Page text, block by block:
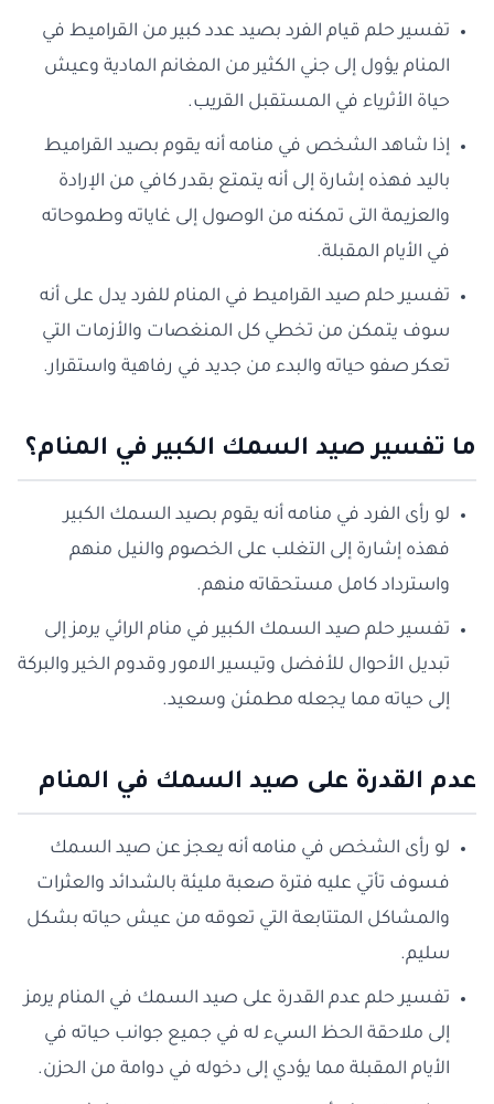
تفسير حلم قيام الفرد بصيد عدد كبير من القراميط في
المنام يؤول إلى جني الكثير من المغانم المادية وعيش
حياة الأثرياء في المستقبل القريب.
إذا شاهد الشخص في منامه أنه يقوم بصيد القراميط
باليد فهذه إشارة إلى أنه يتمتع بقدر كافي من الإرادة
والعزيمة التى تمكنه من الوصول إلى غاياته وطموحاته
في الأيام المقبلة.
تفسير حلم صيد القراميط في المنام للفرد يدل على أنه
سوف يتمكن من تخطي كل المنغصات والأزمات التي
تعكر صفو حياته والبدء من جديد في رفاهية واستقرار.
ما تفسير صيد السمك الكبير في المنام؟
لو رأى الفرد في منامه أنه يقوم بصيد السمك الكبير
فهذه إشارة إلى التغلب على الخصوم والنيل منهم
واسترداد كامل مستحقاته منهم.
تفسير حلم صيد السمك الكبير في منام الرائي يرمز إلى
تبديل الأحوال للأفضل وتيسير الامور وقدوم الخير والبركة
إلى حياته مما يجعله مطمئن وسعيد.
عدم القدرة على صيد السمك في المنام
لو رأى الشخص في منامه أنه يعجز عن صيد السمك
فسوف تأتي عليه فترة صعبة مليئة بالشدائد والعثرات
والمشاكل المتتابعة التي تعوقه من عيش حياته بشكل
سليم.
تفسير حلم عدم القدرة على صيد السمك في المنام يرمز
إلى ملاحقة الحظ السيء له في جميع جوانب حياته في
الأيام المقبلة مما يؤدي إلى دخوله في دوامة من الحزن.